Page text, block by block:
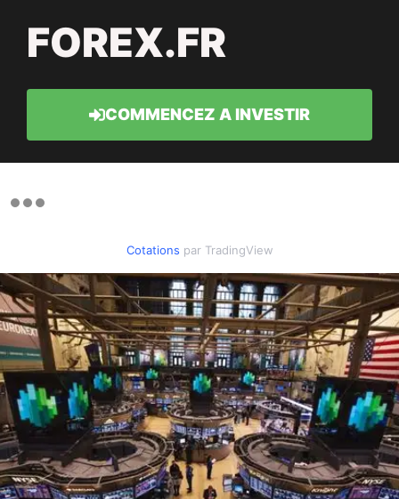
FOREX.FR
COMMENCEZ A INVESTIR
Cotations par TradingView